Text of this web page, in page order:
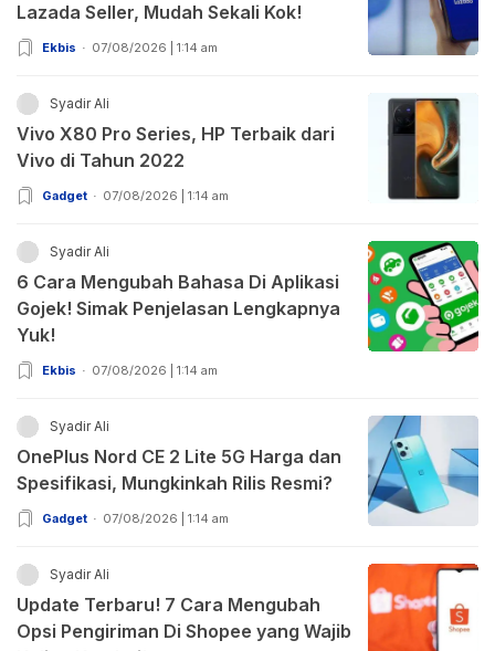
Lazada Seller, Mudah Sekali Kok!
Ekbis 07/08/2026 | 1:14 am
Syadir Ali
Vivo X80 Pro Series, HP Terbaik dari
Vivo di Tahun 2022
Gadget 07/08/2026 | 1:14 am
Syadir Ali
6 Cara Mengubah Bahasa Di Aplikasi
Gojek! Simak Penjelasan Lengkapnya
Yuk!
Ekbis 07/08/2026 | 1:14 am
Syadir Ali
OnePlus Nord CE 2 Lite 5G Harga dan
Spesifikasi, Mungkinkah Rilis Resmi?
Gadget 07/08/2026 | 1:14 am
Syadir Ali
Update Terbaru! 7 Cara Mengubah
Opsi Pengiriman Di Shopee yang Wajib